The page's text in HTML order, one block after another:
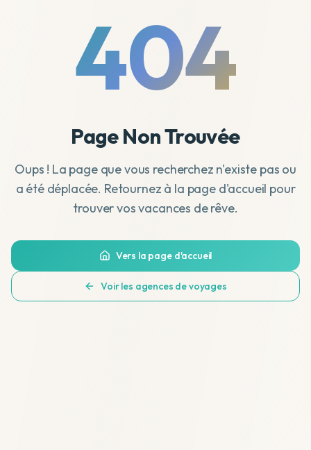
404
Page Non Trouvée
Oups ! La page que vous recherchez n'existe pas ou
a été déplacée. Retournez à la page d'accueil pour
trouver vos vacances de rêve.
Vers la page d'accueil
Voir les agences de voyages